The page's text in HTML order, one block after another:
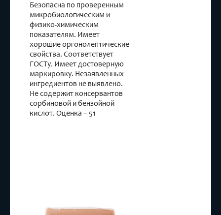
Безопасна по проверенным
микробиологическим и
физико-химическим
показателям. Имеет
хорошие оргонолептические
свойства. Соответствует
ГОСТу. Имеет достоверную
маркировку. Незаявленных
ингредиентов не выявлено.
Не содержит консервантов
сорбиновой и бензойной
кислот. Оценка – 51